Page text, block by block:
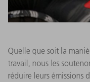
Quelle que soit la
travail, nous les
réduire leurs émissions